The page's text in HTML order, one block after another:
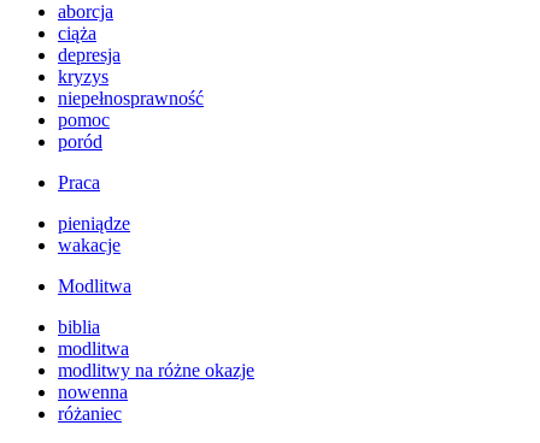
aborcja
ciąża
depresja
kryzys
niepełnosprawność
pomoc
poród
Praca
pieniądze
wakacje
Modlitwa
biblia
modlitwa
modlitwy na różne okazje
nowenna
różaniec